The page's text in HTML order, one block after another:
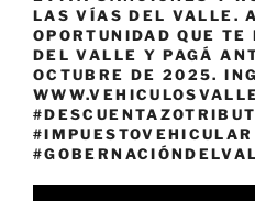
LAS VÍAS DEL VALLE.
OPORTUNIDAD QUE TE
DEL VALLE Y PAGÁ
OCTUBRE DE 2025.
#IMPUESTOVEHICULAR